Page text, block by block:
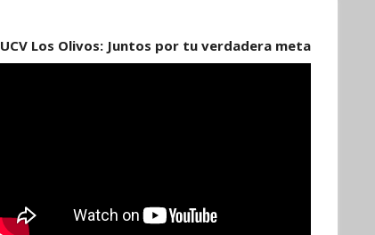
UCV Los Olivos: Juntos por tu verdadera meta